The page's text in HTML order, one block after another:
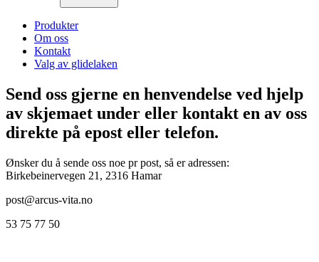
Produkter
Om oss
Kontakt
Valg av glidelaken
Send oss gjerne en henvendelse ved hjelp
av skjemaet under eller kontakt en av oss
direkte på epost eller telefon.
Ønsker du å sende oss noe pr post, så er adressen:
Birkebeinervegen 21, 2316 Hamar
post@arcus-vita.no
53 75 77 50